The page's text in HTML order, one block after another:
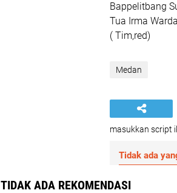
Bappelitbang
Tua Irma
( Tim,red)
Medan
masukkan script
Tidak ada
TIDAK ADA REKOMENDASI